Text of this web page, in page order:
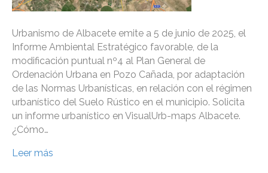
Urbanismo de Albacete emite a 5 de junio de 2025, el
Informe Ambiental Estratégico favorable, de la
modificación puntual nº4 al Plan General de
Ordenación Urbana en Pozo Cañada, por adaptación
de las Normas Urbanísticas, en relación con el régimen
urbanístico del Suelo Rústico en el municipio. Solicita
un informe urbanístico en VisualUrb-maps Albacete.
¿Cómo…
Leer más